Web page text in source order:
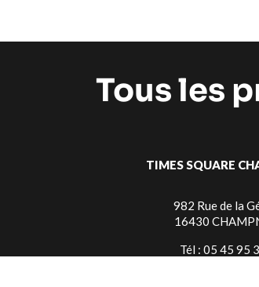
Tous les
TIMES SQUARE
982 Rue de la
16430
Tél : 05 45 95